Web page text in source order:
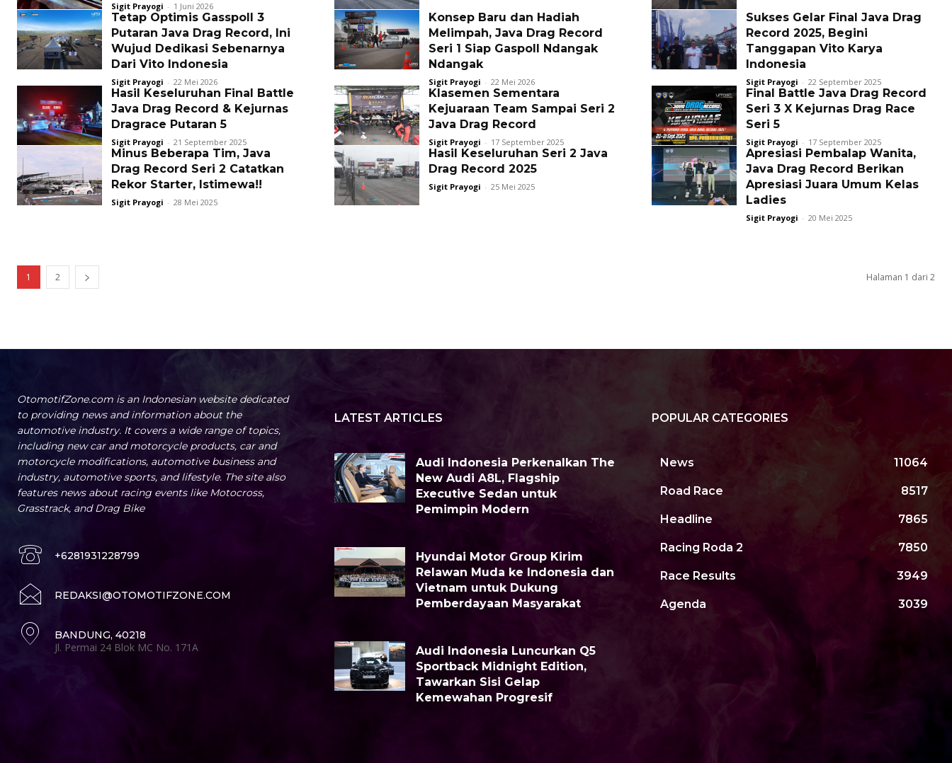
Sigit Prayogi - 1 Juni 2026
Tetap Optimis Gasspoll 3
Putaran Java Drag Record, Ini
Wujud Dedikasi Sebenarnya
Dari Vito Indonesia
Sigit Prayogi - 22 Mei 2026
Konsep Baru dan Hadiah
Melimpah, Java Drag Record
Seri 1 Siap Gaspoll Ndangak
Ndangak
Sigit Prayogi - 22 Mei 2026
Sukses Gelar Final Java Drag
Record 2025, Begini
Tanggapan Vito Karya
Indonesia
Sigit Prayogi - 22 September 2025
Hasil Keseluruhan Final Battle
Java Drag Record & Kejurnas
Dragrace Putaran 5
Sigit Prayogi - 21 September 2025
Klasemen Sementara
Kejuaraan Team Sampai Seri 2
Java Drag Record
Sigit Prayogi - 17 September 2025
Final Battle Java Drag Record
Seri 3 X Kejurnas Drag Race
Seri 5
Sigit Prayogi - 17 September 2025
Minus Beberapa Tim, Java
Drag Record Seri 2 Catatkan
Rekor Starter, Istimewa!!
Sigit Prayogi - 28 Mei 2025
Hasil Keseluruhan Seri 2 Java
Drag Record 2025
Sigit Prayogi - 25 Mei 2025
Apresiasi Pembalap Wanita,
Java Drag Record Berikan
Apresiasi Juara Umum Kelas
Ladies
Sigit Prayogi - 20 Mei 2025
1 2 Halaman 1 dari 2
OtomotifZone.com is an Indonesian website dedicated
to providing news and information about the
automotive industry. It covers a wide range of topics,
including new car and motorcycle products, car and
motorcycle modifications, automotive business and
industry, automotive sports, and lifestyle. The site also
features news about racing events like Motocross,
Grasstrack, and Drag Bike
+6281931228799
REDAKSI@OTOMOTIFZONE.COM
BANDUNG, 40218
Jl. Permai 24 Blok MC No. 171A
LATEST ARTICLES
Audi Indonesia Perkenalkan The
New Audi A8L, Flagship
Executive Sedan untuk
Pemimpin Modern
Hyundai Motor Group Kirim
Relawan Muda ke Indonesia dan
Vietnam untuk Dukung
Pemberdayaan Masyarakat
Audi Indonesia Luncurkan Q5
Sportback Midnight Edition,
Tawarkan Sisi Gelap
Kemewahan Progresif
POPULAR CATEGORIES
News 11064
Road Race 8517
Headline 7865
Racing Roda 2 7850
Race Results 3949
Agenda 3039